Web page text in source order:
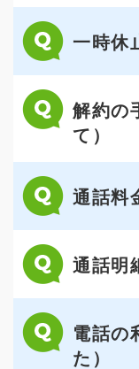
一時休
解約の
て）
通話料
通話明
電話の
た）